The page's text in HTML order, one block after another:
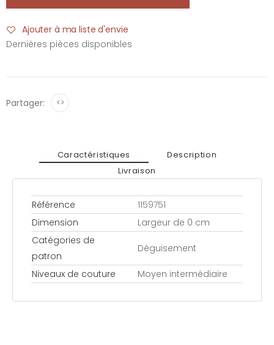
Ajouter à ma liste d'envie
Dernières pièces disponibles
Partager: <>
Caractéristiques
Description
Livraison
Référence
1159751
Dimension
Largeur de 0 cm
Catégories de
patron
Déguisement
Niveaux de couture Moyen intermédiaire